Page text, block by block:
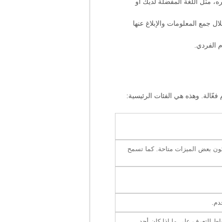
المعلومات والإبلاغ عنها
الفردي.
وهذه هي الفئات الرئيسية:
بعض الميزات متاحة. كما تسمح